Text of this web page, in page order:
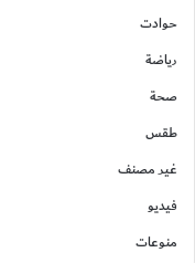
حوادت
رياضة
صحة
طقس
غير مصنف
فيديو
منوعات